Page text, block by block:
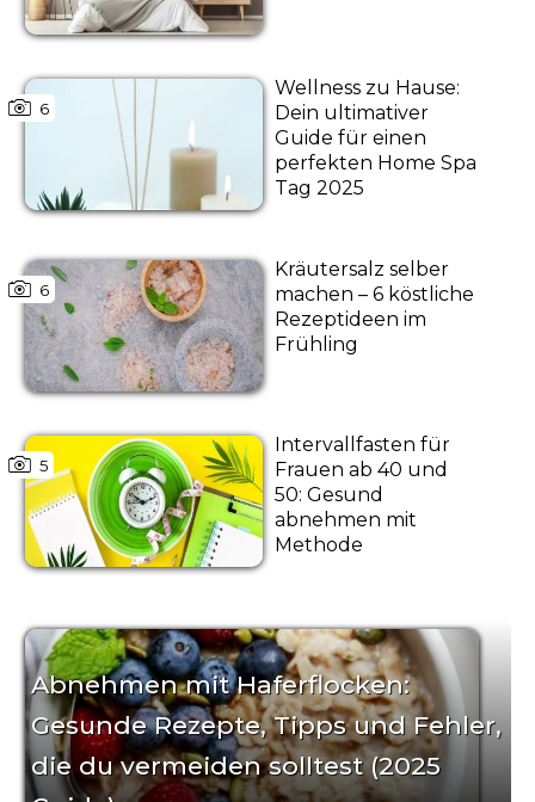
6
Wellness zu Hause:
Dein ultimativer
Guide für einen
perfekten Home Spa
Tag 2025
6
Kräutersalz selber
machen – 6 köstliche
Rezeptideen im
Frühling
5
Intervallfasten für
Frauen ab 40 und
50: Gesund
abnehmen mit
Methode
Abnehmen mit Haferflocken:
Gesunde Rezepte, Tipps und Fehler,
die du vermeiden solltest (2025